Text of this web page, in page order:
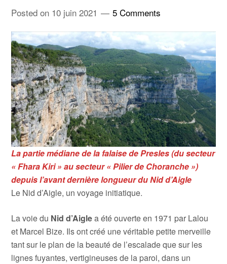
Posted on 10 juin 2021 5 Comments
La partie médiane de la falaise de Presles (du secteur
« Fhara Kiri » au secteur « Pilier de Choranche »)
depuis l’avant dernière longueur du Nid d’Aigle
Le Nid d’Aigle, un voyage initiatique.
La voie du Nid d’Aiglea été ouverte en 1971 par Lalou
et Marcel Bize. Ils ont créé une véritable petite merveille
tant sur le plan de la beauté de l’escalade que sur les
lignes fuyantes, vertigineuses de la paroi, dans un